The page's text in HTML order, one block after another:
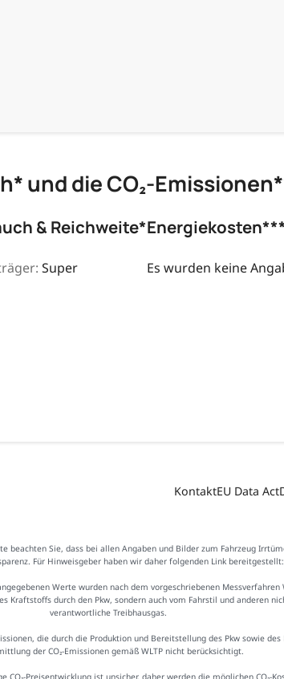
und die CO₂-
& Reichweite*
Super Es wurden keine
KontaktEU Data Act
beachten Sie, dass bei allen Angaben und Bilder zum Fahrzeug
Für Hinweisgeber haben wir daher folgenden Link bereitgestellt:
Werte wurden nach dem vorgeschriebenen
Kraftstoffs durch den Pkw, sondern auch vom Fahrstil und anderen
verantwortliche Treibhausgas.
die durch die Produktion und Bereitstellung des Pkw sowie
der CO₂-Emissionen gemäß WLTP nicht berücksichtigt.
Preisentwicklung ist unsicher, daher werden die möglichen CO₂-